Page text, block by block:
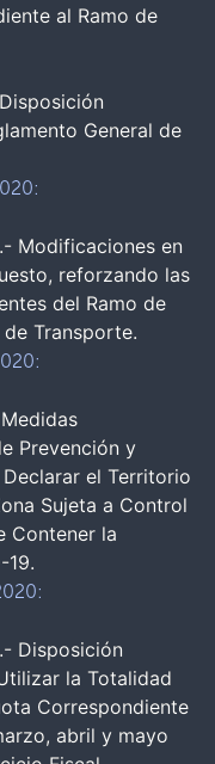
al Ramo de
General de
Modificaciones en
reforzando las
del Ramo de
Transporte.
Prevención y
el Territorio
Sujeta a Control
Contener la
19.
Disposición
la Totalidad
Correspondiente
abril y mayo